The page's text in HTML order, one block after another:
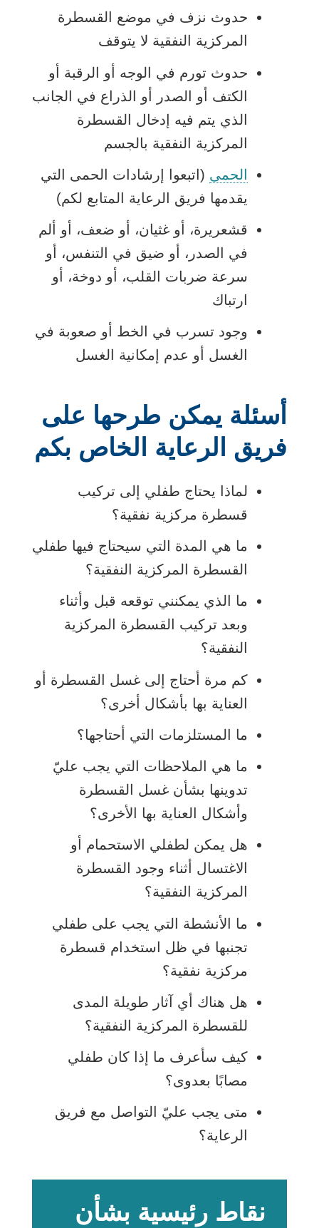
حدوث نزف في موضع القسطرة
المركزية النفقية لا يتوقف
حدوث تورم في الوجه أو الرقبة أو
الكتف أو الصدر أو الذراع في الجانب
الذي يتم فيه إدخال القسطرة
المركزية النفقية بالجسم
الحمى (اتبعوا إرشادات الحمى التي
يقدمها فريق الرعاية المتابع لكم)
قشعريرة، أو غثيان، أو ضعف، أو ألم
في الصدر، أو ضيق في التنفس، أو
سرعة ضربات القلب، أو دوخة، أو
ارتباك
وجود تسرب في الخط أو صعوبة في
الغسل أو عدم إمكانية الغسل
أسئلة يمكن طرحها على
فريق الرعاية الخاص بكم
لماذا يحتاج طفلي إلى تركيب
قسطرة مركزية نفقية؟
ما هي المدة التي سيحتاج فيها طفلي
القسطرة المركزية النفقية؟
ما الذي يمكنني توقعه قبل وأثناء
وبعد تركيب القسطرة المركزية
النفقية؟
كم مرة أحتاج إلى غسل القسطرة أو
العناية بها بأشكال أخرى؟
ما المستلزمات التي أحتاجها؟
ما هي الملاحظات التي يجب عليّ
تدوينها بشأن غسل القسطرة
وأشكال العناية بها الأخرى؟
هل يمكن لطفلي الاستحمام أو
الاغتسال أثناء وجود القسطرة
المركزية النفقية؟
ما الأنشطة التي يجب على طفلي
تجنبها في ظل استخدام قسطرة
مركزية نفقية؟
هل هناك أي آثار طويلة المدى
للقسطرة المركزية النفقية؟
كيف سأعرف ما إذا كان طفلي
مصابًا بعدوى؟
متى يجب عليّ التواصل مع فريق
الرعاية؟
نقاط رئيسية بشأن